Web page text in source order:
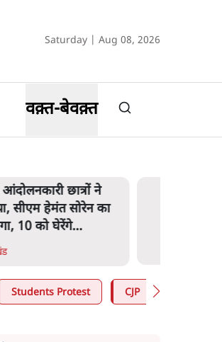
Saturday | Aug 08, 2026
वक़्त-बेवक़्त
छात्रों ने
हेमंत सोरेन का
घेरेंगे
Students Protest CJP